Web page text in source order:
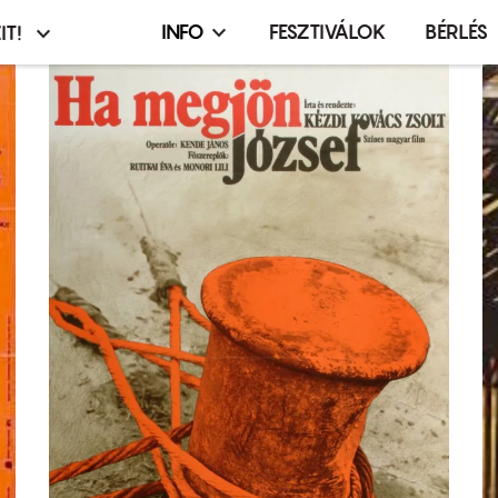
Infó,
esemény,
terembérlés
menü
INFO FESZTIVÁLOK BÉRLÉS